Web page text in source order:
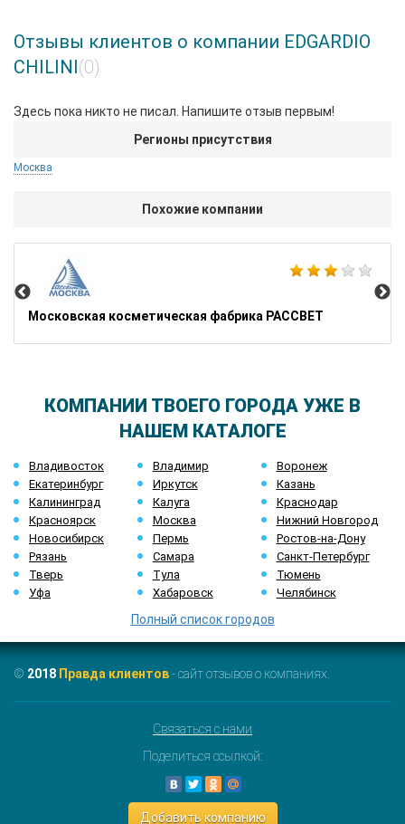
Отзывы клиентов о компании EDGARDIO
CHILINI(0)
Здесь пока никто не писал. Напишите отзыв первым!
Регионы присутствия
Москва
Похожие компании
Московская косметическая фабрика РАССВЕТ
КОМПАНИИ ТВОЕГО ГОРОДА УЖЕ В
НАШЕМ КАТАЛОГЕ
Владивосток Владимир
Воронеж
Екатеринбург
Иркутск
Казань
Калининград
Калуга
Краснодар
Красноярск
Москва
Нижний Новгород
Новосибирск
Пермь
Ростов-на-Дону
Рязань
Самара
Санкт-Петербург
Тверь
Тула
Тюмень
Уфа
Хабаровск Челябинск
Полный список городов
© 2018 Правда клиентов- сайт отзывов о компаниях.
Связаться с нами
Поделиться ссылкой:
Добавить компанию